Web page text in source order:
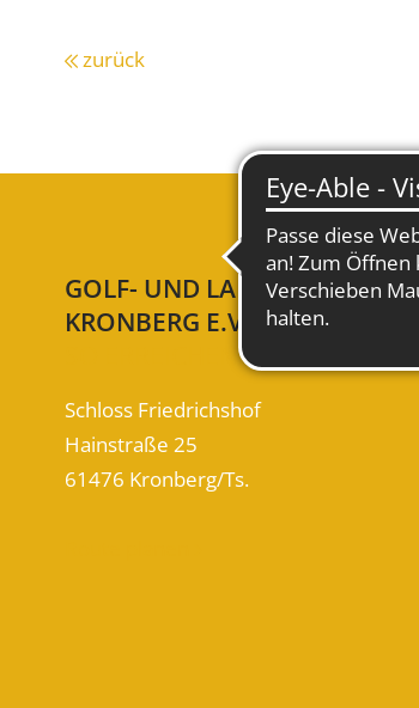
zurück
GOLF- UND LAND-CLUB
KRONBERG E.V.
SO ERREICHEN SIE UNS
Schloss Friedrichshof
Hainstraße 25
61476 Kronberg/Ts.